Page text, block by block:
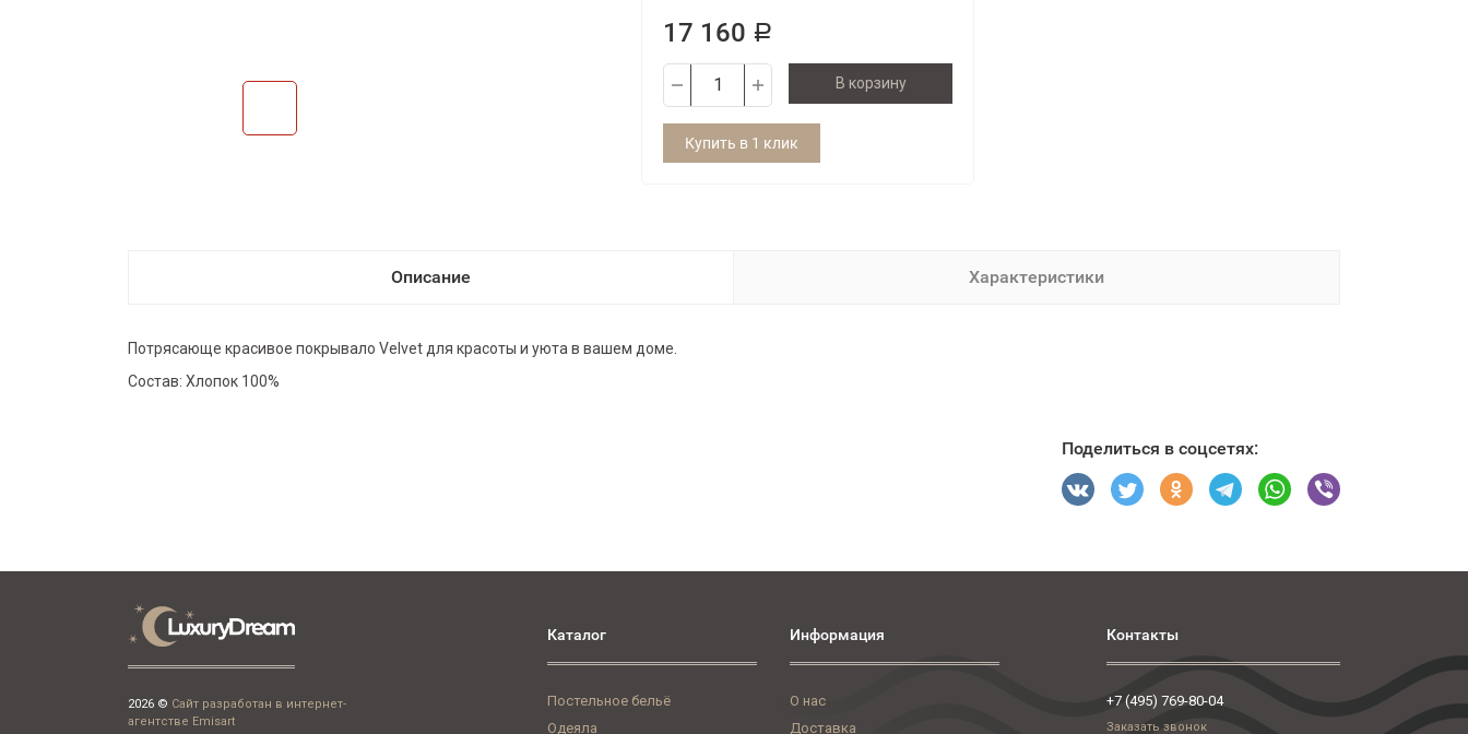
17 160 Р
В корзину
Купить в 1 клик
Описание Характеристики
Потрясающе красивое покрывало Velvet для красоты и уюта в вашем доме.
Состав: Хлопок 100%
Поделиться в соцсетях:
2026 © Сайт разработан в интернет-
агентстве Emisart
Каталог
Постельное бельё
Одеяла
Информация
О нас
Доставка
Контакты
+7 (495) 769-80-04
Заказать звонок